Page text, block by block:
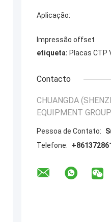
Aplicação:
Impressão offset
etiqueta: Placas CTP
Contacto
CHUANGDA
EQUIPMENT GROUP
Pessoa de Contato:
Telefone: